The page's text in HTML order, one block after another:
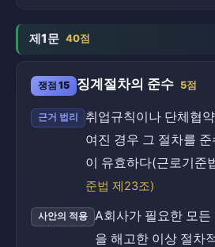
제1문 40점
쟁점 15 징계절차의 준수 5점
근거 법리
취업규칙이나 단체협
여진 경우 그 절차를
이 유효하다(근로기준
준법 제23조)
사안의 적용
A회사가 필요한 모
을 해고한 이상 절차